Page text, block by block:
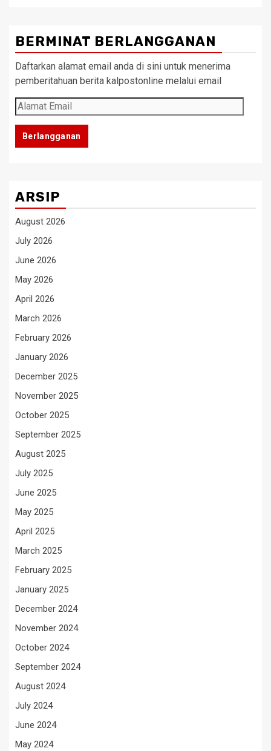
BERMINAT BERLANGGANAN
Daftarkan alamat email anda di sini untuk menerima
pemberitahuan berita kalpostonline melalui email
Alamat
Email
Berlangganan
ARSIP
August 2026
July 2026
June 2026
May 2026
April 2026
March 2026
February 2026
January 2026
December 2025
November 2025
October 2025
September 2025
August 2025
July 2025
June 2025
May 2025
April 2025
March 2025
February 2025
January 2025
December 2024
November 2024
October 2024
September 2024
August 2024
July 2024
June 2024
May 2024